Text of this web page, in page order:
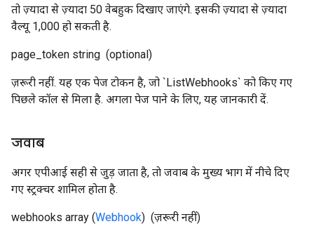
तो ज़्यादा से ज़्यादा 50 वेबहुक दिखाए जाएंगे. इसकी ज़्यादा से ज़्यादा
वैल्यू 1,000 हो सकती है.
page_token string (optional)
ज़रूरी नहीं. यह एक पेज टोकन है, जो `ListWebhooks` को किए गए
पिछले कॉल से मिला है. अगला पेज पाने के लिए, यह जानकारी दें.
जवाब
अगर एपीआई सही से जुड़ जाता है, ताे जवाब के मुख्य भाग में नीचे दिए
गए स्ट्रक्चर शामिल होता है.
webhooks array (Webhook) (ज़रूरी नहीं)